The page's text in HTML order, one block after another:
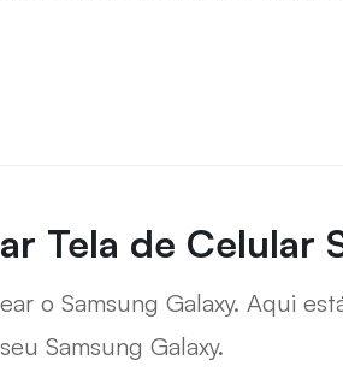
Tela de Celular
o Samsung Galaxy. Aqui
Samsung Galaxy.